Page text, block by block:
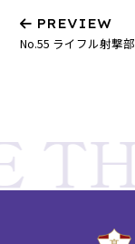
PREVIEW